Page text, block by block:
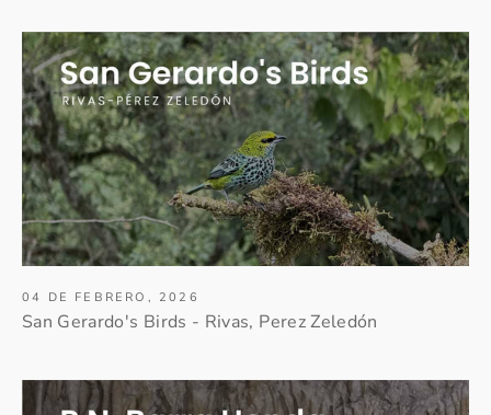
04 DE FEBRERO, 2026
San Gerardo's Birds - Rivas, Perez Zeledón